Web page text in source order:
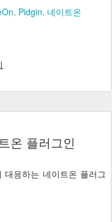
Pidgin 네이트온
온 플러그인
응하는 네이트온 플러그